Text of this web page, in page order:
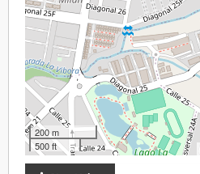
200 m
500 ft